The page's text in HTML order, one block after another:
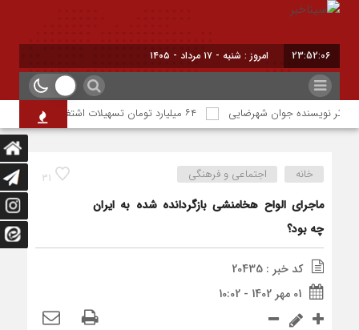
23:52:08 امروز : شنبه - ۱۷ مرداد - ۱۴۰۵
نویسنده جوان شهرضایی ۶۴ میلیارد تومان تسهیلات اشتغالزایی به مددجویان کمیته امداد شهرضا پرداخت شد
31 خانه اجتماعی و فرهنگی
ماجرای الواح هخامنشی بازگردانده شده به ایران
چه بود؟
کد خبر : 20435
01 مهر 1402 - 10:02